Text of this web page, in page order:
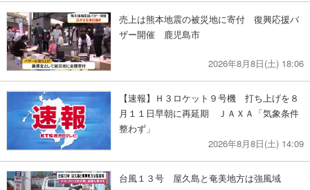
売上は熊本地震の被災地に寄付 復興応援バ
ザー開催 鹿児島市
2026年8月8日(土) 18:06
【速報】Ｈ３ロケット９号機 打ち上げを８
月１１日早朝に再延期 ＪＡＸＡ「気象条件
整わず」
2026年8月8日(土) 14:09
台風１３号 屋久島と奄美地方は強風域